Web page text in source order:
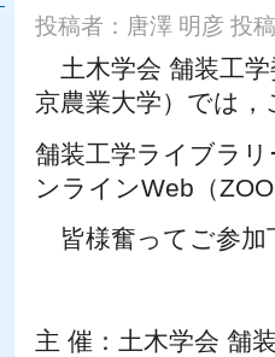
投稿者： 唐澤 明彦 投
土木学会 舗装工
京農業大学）では
舗装工学ライブラ
ンラインWeb（
皆様奮ってご参加
主 催：土木学会 舗